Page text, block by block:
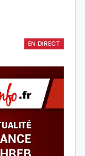
EN DIRECT